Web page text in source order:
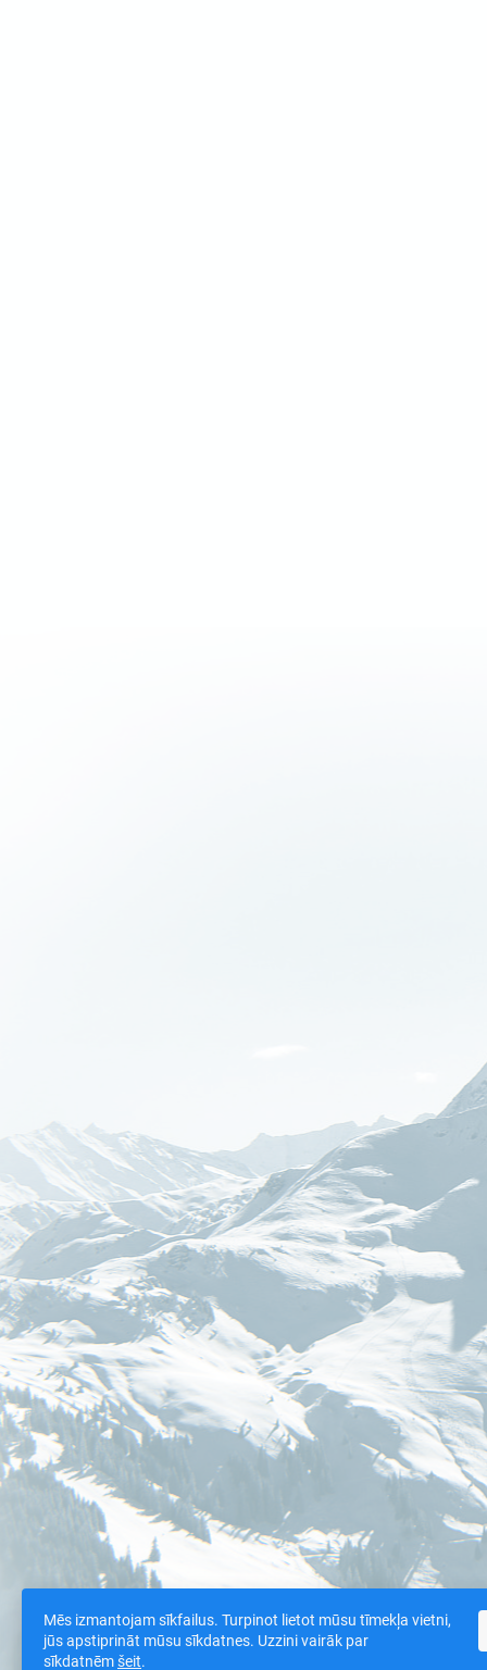
Mēs izmantojam sīkfailus. Turpinot lietot mūsu tīmekļa vietni,
jūs apstiprināt mūsu sīkdatnes. Uzzini vairāk par
sīkdatnēmšeit.